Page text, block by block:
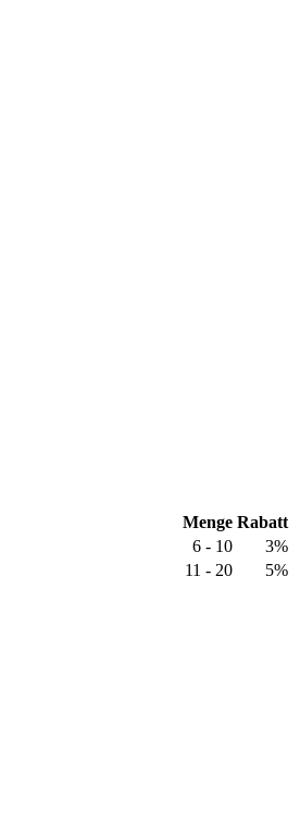
Menge Rabatt
6 - 10
3%
11 - 20
5%